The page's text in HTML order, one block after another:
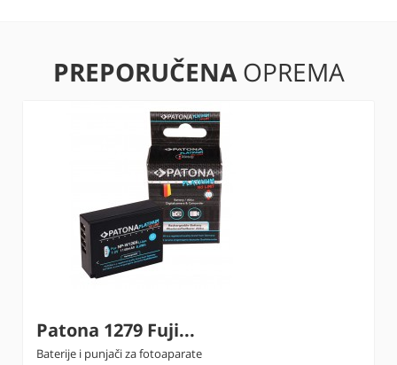
PREPORUČENAOPREMA
Patona 1279 Fuji...
Baterije i punjači za fotoaparate